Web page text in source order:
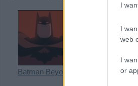
I
I
web
I
or
Batman Beyond
Revenge of the